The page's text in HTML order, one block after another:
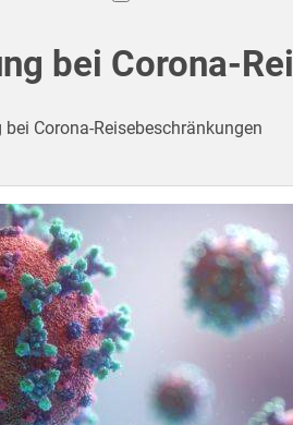
bei Corona-
Corona-Reisebeschränkungen